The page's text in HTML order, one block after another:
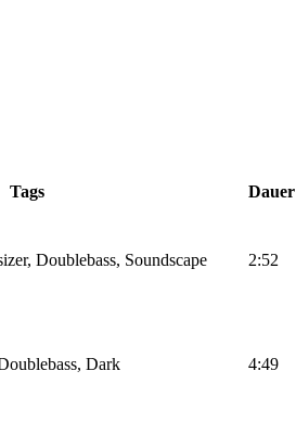
Tags Dauer
Doublebass, Soundscape 2:52
Dark 4:49